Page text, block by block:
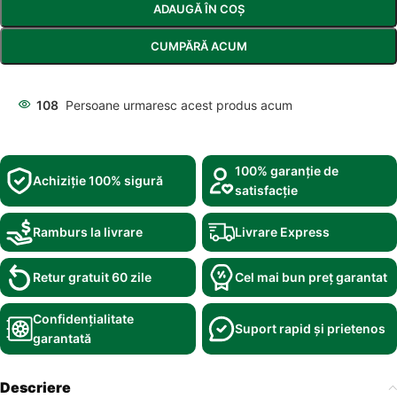
ADAUGĂ ÎN COȘ
CUMPĂRĂ ACUM
108 Persoane urmaresc acest produs acum
Achiziție 100% sigură
100% garanție de
satisfacție
Ramburs la livrare Livrare Express
Retur gratuit 60 zile Cel mai bun preț garantat
Confidențialitate
garantată
Suport rapid și prietenos
Descriere